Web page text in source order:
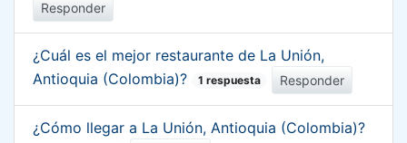
Responder
¿Cuál es el mejor restaurante de La Unión,
Antioquia (Colombia)?
1 respuesta Responder
¿Cómo llegar a La Unión, Antioquia (Colombia)?